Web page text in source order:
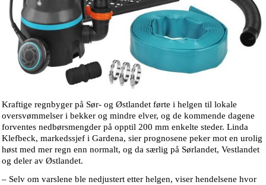
Kraftige regnbyger på Sør- og Østlandet førte i helgen til lokale
oversvømmelser i bekker og mindre elver, og de kommende dagene
forventes nedbørsmengder på opptil 200 mm enkelte steder. Linda
Klefbeck, markedssjef i Gardena, sier prognosene peker mot en urolig
høst med mer regn enn normalt, og da særlig på Sørlandet, Vestlandet
og deler av Østlandet.
– Selv om varslene ble nedjustert etter helgen, viser hendelsene hvor